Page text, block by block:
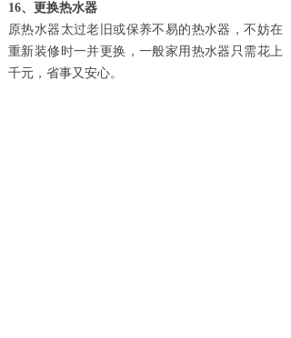
16、更换热水器
原热水器太过老旧或保养不易的热水器，不妨在
重新装修时一并更换，一般家用热水器只需花上
千元，省事又安心。